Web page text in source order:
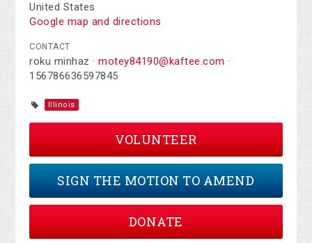
United States
Google map and directions
CONTACT
roku minhaz ·motey84190@kaftee.com ·
156786636597845
Illinois
VOLUNTEER
SIGN THE MOTION TO AMEND
DONATE